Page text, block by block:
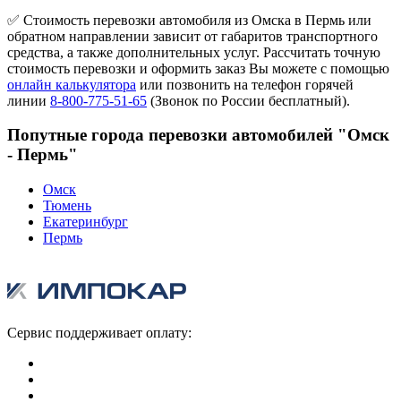
✅ Стоимость перевозки автомобиля из Омска в Пермь или
обратном направлении зависит от габаритов транспортного
средства, а также дополнительных услуг. Рассчитать точную
стоимость перевозки и оформить заказ Вы можете с помощью
онлайн калькулятора или позвонить на телефон горячей
линии 8-800-775-51-65 (Звонок по России бесплатный).
Попутные города перевозки автомобилей "Омск
- Пермь"
Омск
Тюмень
Екатеринбург
Пермь
Сервис поддерживает оплату: